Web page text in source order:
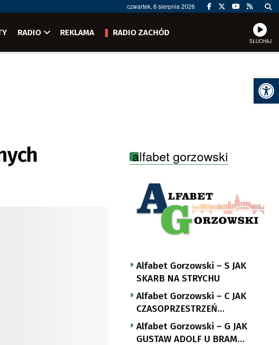
czwartek, 6 sierpnia 2026
RADIO REKLAMA RADIO ZACHÓD
SŁUCHAJ
alfabet gorzowski
Alfabet Gorzowski – S JAK
SKARB NA STRYCHU
Alfabet Gorzowski – C JAK
CZASOPRZESTRZEŃ
NUTTGENSA
Alfabet Gorzowski – G JAK
GUSTAW ADOLF U BRAM